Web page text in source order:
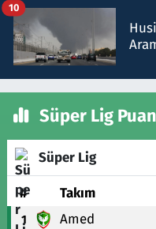
10
Süper Lig
Süper Lig
# Takım
1 Amed